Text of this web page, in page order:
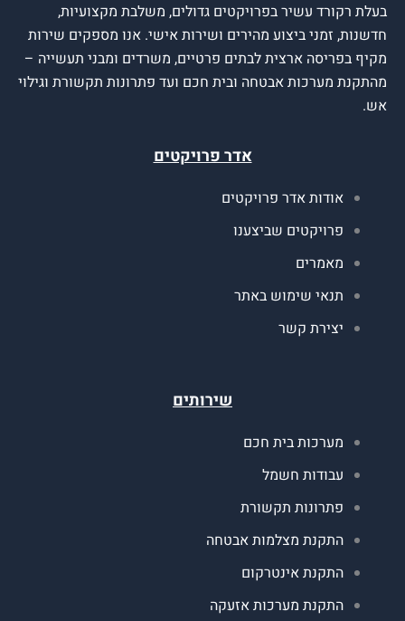
עשיר בפרויקטים גדולים, משלבת מקצועיות,
ביצוע מהירים ושירות אישי. אנו מספקים שירות
ארצית לבתים פרטיים, משרדים ומבני תעשייה –
אבטחה ובית חכם ועד פתרונות תקשורת וגילוי
אדר פרויקטים
אדר פרויקטים
שביצענו
שימוש באתר
קשר
בית חכם
חשמל
תקשורת
מצלמות אבטחה
אינטרקום
מערכות אזעקה